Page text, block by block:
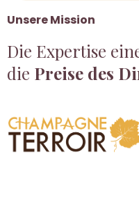
Unsere Mission
Die Expertise
die Preise des